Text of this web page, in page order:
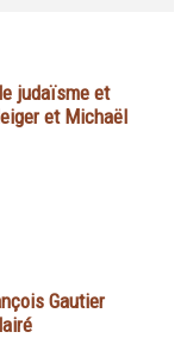
judaïsme et
et Michaël
Gautier